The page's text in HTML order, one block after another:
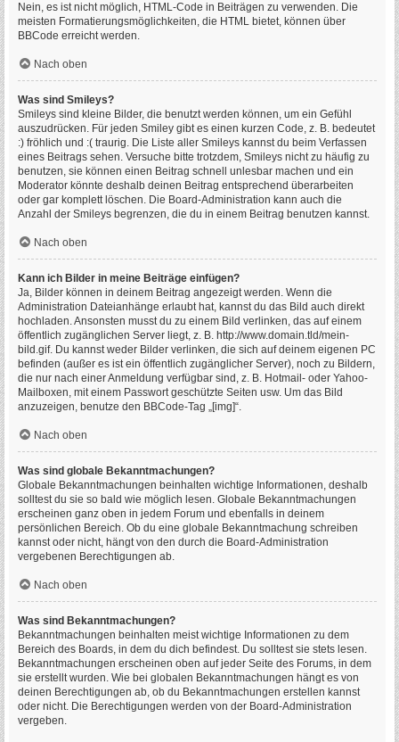
Nein, es ist nicht möglich, HTML-Code in Beiträgen zu verwenden. Die
meisten Formatierungsmöglichkeiten, die HTML bietet, können über
BBCode erreicht werden.
Nach oben
Was sind Smileys?
Smileys sind kleine Bilder, die benutzt werden können, um ein Gefühl
auszudrücken. Für jeden Smiley gibt es einen kurzen Code, z. B. bedeutet
:) fröhlich und :( traurig. Die Liste aller Smileys kannst du beim Verfassen
eines Beitrags sehen. Versuche bitte trotzdem, Smileys nicht zu häufig zu
benutzen, sie können einen Beitrag schnell unlesbar machen und ein
Moderator könnte deshalb deinen Beitrag entsprechend überarbeiten
oder gar komplett löschen. Die Board-Administration kann auch die
Anzahl der Smileys begrenzen, die du in einem Beitrag benutzen kannst.
Nach oben
Kann ich Bilder in meine Beiträge einfügen?
Ja, Bilder können in deinem Beitrag angezeigt werden. Wenn die
Administration Dateianhänge erlaubt hat, kannst du das Bild auch direkt
hochladen. Ansonsten musst du zu einem Bild verlinken, das auf einem
öffentlich zugänglichen Server liegt, z. B. http://www.domain.tld/mein-
bild.gif. Du kannst weder Bilder verlinken, die sich auf deinem eigenen PC
befinden (außer es ist ein öffentlich zugänglicher Server), noch zu Bildern,
die nur nach einer Anmeldung verfügbar sind, z. B. Hotmail- oder Yahoo-
Mailboxen, mit einem Passwort geschützte Seiten usw. Um das Bild
anzuzeigen, benutze den BBCode-Tag „[img]“.
Nach oben
Was sind globale Bekanntmachungen?
Globale Bekanntmachungen beinhalten wichtige Informationen, deshalb
solltest du sie so bald wie möglich lesen. Globale Bekanntmachungen
erscheinen ganz oben in jedem Forum und ebenfalls in deinem
persönlichen Bereich. Ob du eine globale Bekanntmachung schreiben
kannst oder nicht, hängt von den durch die Board-Administration
vergebenen Berechtigungen ab.
Nach oben
Was sind Bekanntmachungen?
Bekanntmachungen beinhalten meist wichtige Informationen zu dem
Bereich des Boards, in dem du dich befindest. Du solltest sie stets lesen.
Bekanntmachungen erscheinen oben auf jeder Seite des Forums, in dem
sie erstellt wurden. Wie bei globalen Bekanntmachungen hängt es von
deinen Berechtigungen ab, ob du Bekanntmachungen erstellen kannst
oder nicht. Die Berechtigungen werden von der Board-Administration
vergeben.